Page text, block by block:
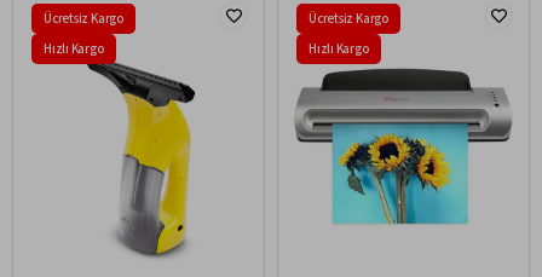
Ücretsiz Kargo
Hızlı Kargo
Ücretsiz Kargo
Hızlı Kargo